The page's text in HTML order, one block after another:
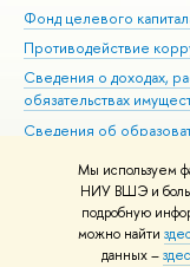
Мы используем
НИУ ВШЭ и
подробную
можно найти
данных –
Фонд целевого
Противодействие
Сведения о доходах,
обязательствах
Сведения об
Людям с
Единая платежная
Работа в Вышке